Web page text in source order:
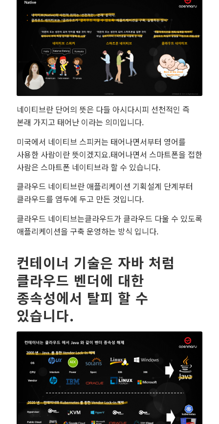
네이티브란 단어의 뜻은 다들 아시다시피 선천적인 즉
본래 가지고 태어난 이라는 의미입니다.
미국에서 네이티브 스피커는 태어나면서부터 영어를
사용한 사람이란 뜻이겠지요.태어나면서 스마트폰을 접한
사람은 스마트폰 네이티브라 할 수 있습니다.
클라우드 네이티브란 애플리케이션 기획설계 단계부터
클라우드를 염두에 두고 만든 것입니다.
클라우드 네이티브는클라우드가 클라우드 다울 수 있도록
애플리케이션을 구축 운영하는 방식 입니다.
컨테이너 기술은 자바 처럼
클라우드 벤더에 대한
종속성에서 탈피 할 수
있습니다.